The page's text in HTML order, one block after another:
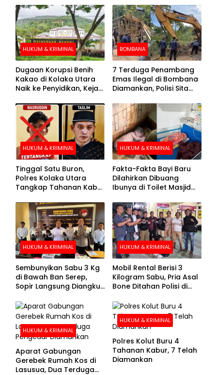
HUKUM & KRIMINAL
Dugaan Korupsi Benih
Kakao di Kolaka Utara
Naik ke Penyidikan, Kejari
BOMBANA
7 Terduga Penambang
Emas Ilegal di Bombana
Diamankan, Polisi Sita
Crusher
HUKUM & KRIMINAL
Tinggal Satu Buron,
Polres Kolaka Utara
Tangkap Tahanan Kabur
Pengejaran
HUKUM & KRIMINAL
Fakta-Fakta Bayi Baru
Dilahirkan Dibuang
Ibunya di Toilet Masjid
HUKUM & KRIMINAL
Sembunyikan Sabu 3 Kg
di Bawah Ban Serep,
Sopir Langsung Diangkut
HUKUM & KRIMINAL
Mobil Rental Berisi 3
Kilogram Sabu, Pria Asal
Bone Ditahan Polisi di
HUKUM & KRIMINAL
Aparat Gabungan
Gerebek Rumah Kos di
Lasusua, Dua Terduga
HUKUM & KRIMINAL
Polres Kolut Buru 4
Tahanan Kabur, 7 Telah
Diamankan